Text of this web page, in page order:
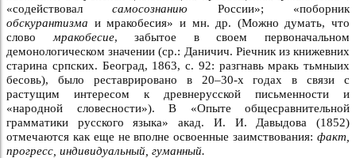
«содействовалсамосознанию России»; «поборник
обскурантизма и мракобесия» и мн. др. (Можно думать, что
слово мракобесие, забытое в своем первоначальном
демонологическом значении (ср.: Даничич. Рiечник из книжевних
старина српских. Београд, 1863, с. 92: разгнавь мракь тьмныих
бесовь), было реставрировано в 20–30-х годах в связи с
растущим интересом к древнерусской письменности и
«народной словесности»). В «Опыте общесравнительной
грамматики русского языка» акад. И. И. Давыдова (1852)
отмечаются как еще не вполне освоенные заимствования: факт,
прогресс, индивидуальный, гуманный.